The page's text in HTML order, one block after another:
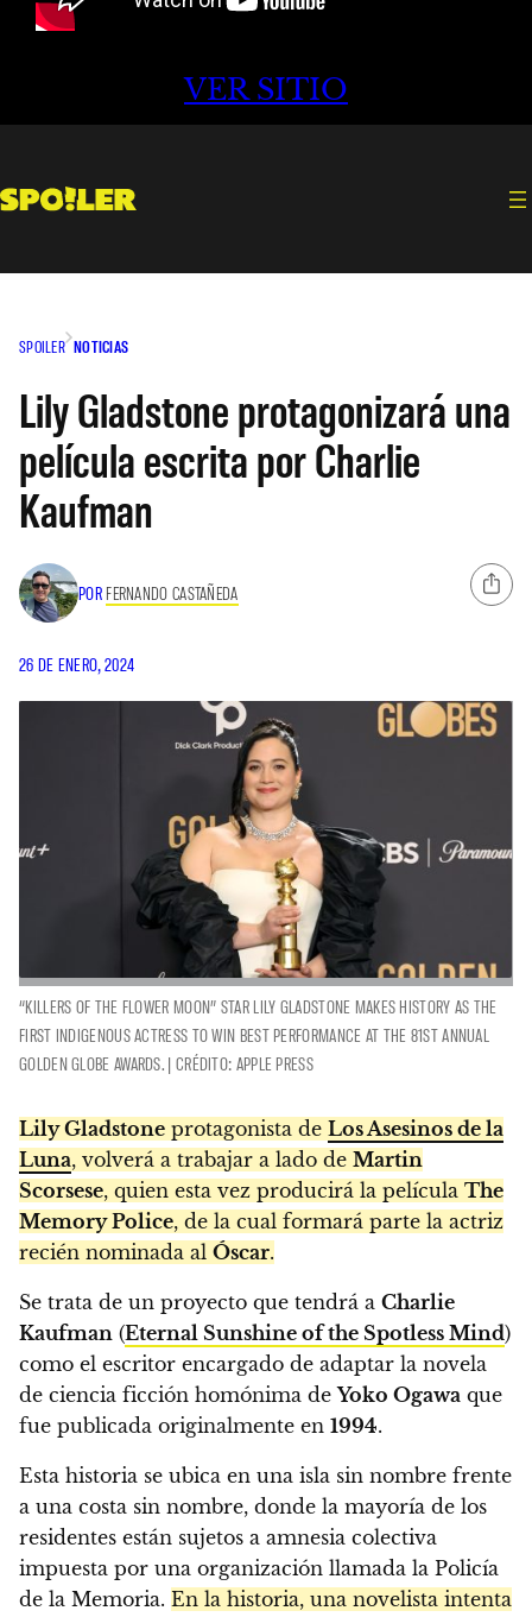
VER SITIO
SPOILER NOTICIAS
Lily Gladstone protagonizará una
película escrita por Charlie
Kaufman
POR FERNANDO CASTAÑEDA
26 DE ENERO, 2024
“KILLERS OF THE FLOWER MOON” STAR LILY GLADSTONE MAKES HISTORY AS THE
FIRST INDIGENOUS ACTRESS TO WIN BEST PERFORMANCE AT THE 81ST ANNUAL
GOLDEN GLOBE AWARDS. | CRÉDITO: APPLE PRESS
Lily Gladstone protagonista de Los Asesinos de la
Luna, volverá a trabajar a lado de Martin
Scorsese, quien esta vez producirá la película The
Memory Police, de la cual formará parte la actriz
recién nominada al Óscar.
Se trata de un proyecto que tendrá a Charlie
Kaufman (Eternal Sunshine of the Spotless Mind)
como el escritor encargado de adaptar la novela
de ciencia ficción homónima deYoko Ogawa que
fue publicada originalmente en 1994.
Esta historia se ubica en una isla sin nombre frente
a una costa sin nombre, donde la mayoría de los
residentes están sujetos a amnesia colectiva
impuesta por una organización llamada la Policía
de la Memoria. En la historia, una novelista intenta